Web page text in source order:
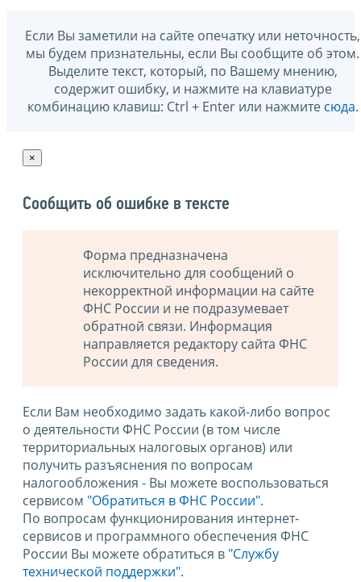
Если Вы заметили на сайте опечатку или неточность,
мы будем признательны, если Вы сообщите об этом.
Выделите текст, который, по Вашему мнению,
содержит ошибку, и нажмите на клавиатуре
комбинацию клавиш: Ctrl + Enter или нажмите сюда.
×
Сообщить об ошибке в тексте
Форма предназначена
исключительно для сообщений о
некорректной информации на сайте
ФНС России и не подразумевает
обратной связи. Информация
направляется редактору сайта ФНС
России для сведения.
Если Вам необходимо задать какой-либо вопрос
о деятельности ФНС России (в том числе
территориальных налоговых органов) или
получить разъяснения по вопросам
налогообложения - Вы можете воспользоваться
сервисом "Обратиться в ФНС России".
По вопросам функционирования интернет-
сервисов и программного обеспечения ФНС
России Вы можете обратиться в "Службу
технической поддержки".